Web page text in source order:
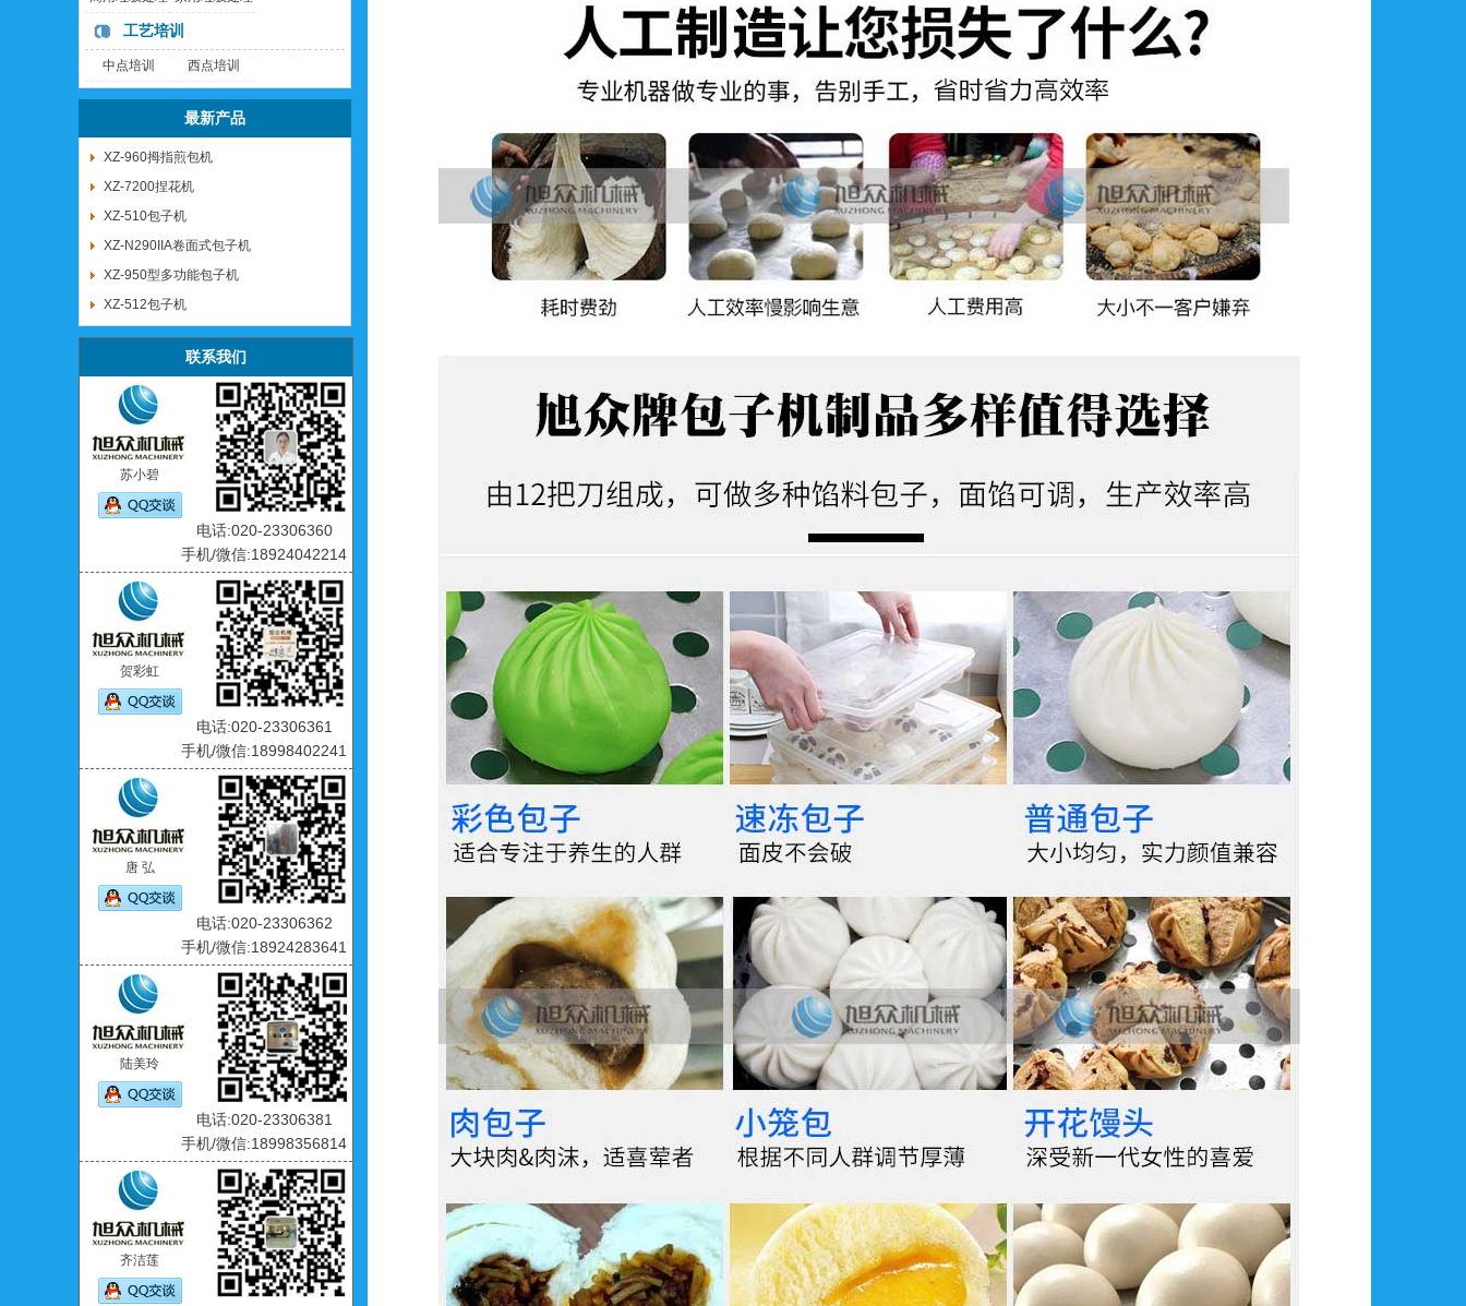
器
工艺培训
中点培训 西点培训
最新产品
XZ-960拇指煎包机
XZ-7200捏花机
XZ-510包子机
XZ-N290IIA卷面式包子机
XZ-950型多功能包子机
XZ-512包子机
联系我们
苏小碧
电话:020-23306360
手机/微信:18924042214
贺彩虹
电话:020-23306361
手机/微信:18998402241
唐 弘
电话:020-23306362
手机/微信:18924283641
陆美玲
电话:020-23306381
手机/微信:18998356814
齐洁莲